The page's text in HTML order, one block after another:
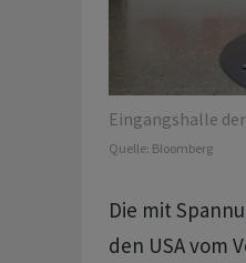
Eingangshalle
Quelle: Bloomberg
Die mit
den USA vom